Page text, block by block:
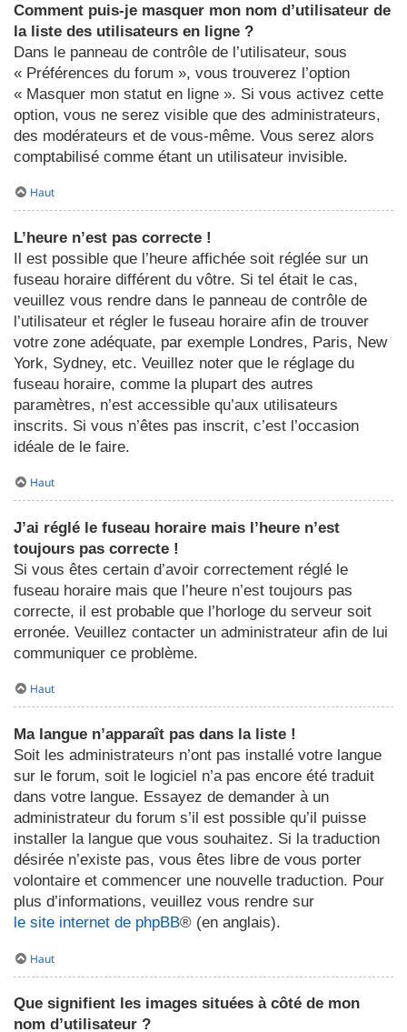
Comment puis-je masquer mon nom d’utilisateur de
la liste des utilisateurs en ligne ?
Dans le panneau de contrôle de l’utilisateur, sous
« Préférences du forum », vous trouverez l’option
« Masquer mon statut en ligne ». Si vous activez cette
option, vous ne serez visible que des administrateurs,
des modérateurs et de vous-même. Vous serez alors
comptabilisé comme étant un utilisateur invisible.
Haut
L’heure n’est pas correcte !
Il est possible que l’heure affichée soit réglée sur un
fuseau horaire différent du vôtre. Si tel était le cas,
veuillez vous rendre dans le panneau de contrôle de
l’utilisateur et régler le fuseau horaire afin de trouver
votre zone adéquate, par exemple Londres, Paris, New
York, Sydney, etc. Veuillez noter que le réglage du
fuseau horaire, comme la plupart des autres
paramètres, n’est accessible qu’aux utilisateurs
inscrits. Si vous n’êtes pas inscrit, c’est l’occasion
idéale de le faire.
Haut
J’ai réglé le fuseau horaire mais l’heure n’est
toujours pas correcte !
Si vous êtes certain d’avoir correctement réglé le
fuseau horaire mais que l’heure n’est toujours pas
correcte, il est probable que l’horloge du serveur soit
erronée. Veuillez contacter un administrateur afin de lui
communiquer ce problème.
Haut
Ma langue n’apparaît pas dans la liste !
Soit les administrateurs n’ont pas installé votre langue
sur le forum, soit le logiciel n’a pas encore été traduit
dans votre langue. Essayez de demander à un
administrateur du forum s’il est possible qu’il puisse
installer la langue que vous souhaitez. Si la traduction
désirée n’existe pas, vous êtes libre de vous porter
volontaire et commencer une nouvelle traduction. Pour
plus d’informations, veuillez vous rendre sur
le site internet de phpBB® (en anglais).
Haut
Que signifient les images situées à côté de mon
nom d’utilisateur ?